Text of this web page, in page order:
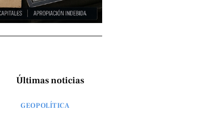
Últimas noticias
GEOPOLÍTICA